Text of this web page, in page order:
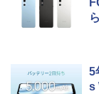
5
s